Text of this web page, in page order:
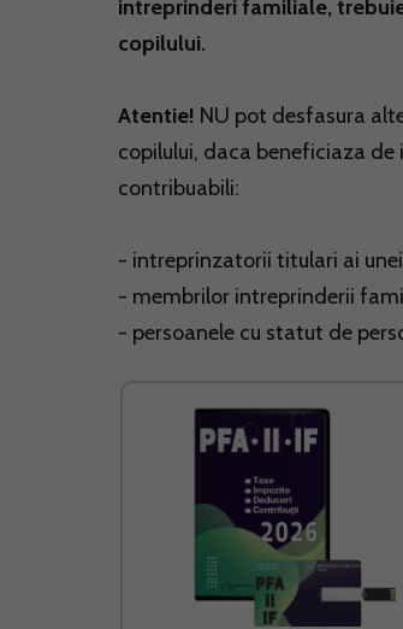
intreprinderi familiale,
copilului.
Atentie! NU pot desfasura
copilului, daca beneficiaza
contribuabili:
- intreprinzatorii titulari ai
- membrilor intreprinderii
- persoanele cu statut de